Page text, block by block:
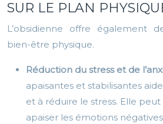
SUR LE PLAN
L’obsidienne offre également
bien-être physique.
Réduction du stress et de
apaisantes et stabilisantes
et à réduire le stress. Elle
apaiser les émotions